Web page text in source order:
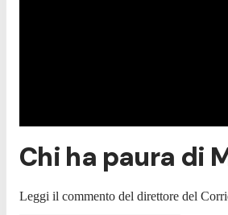
Chi ha paura di
Leggi il commento del direttore del